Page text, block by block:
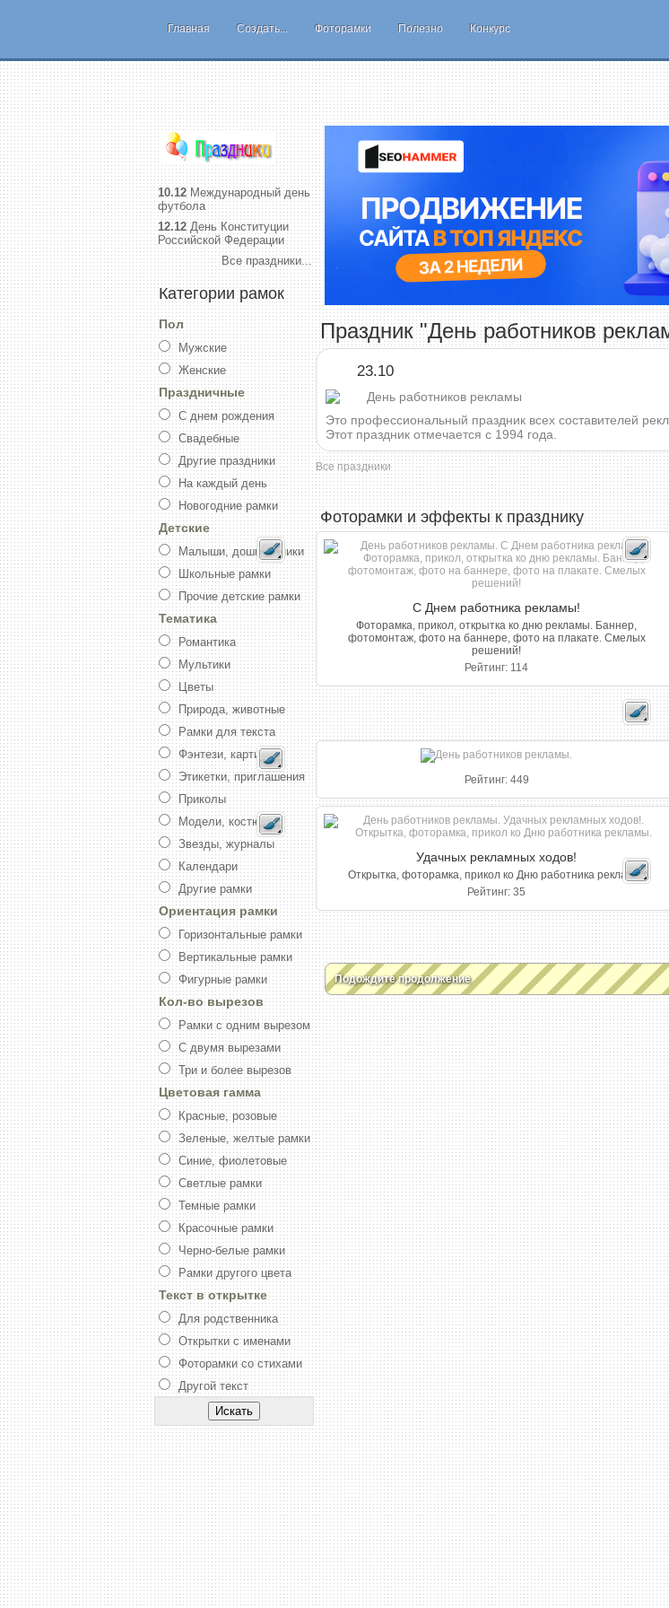
Главная Создать... Фоторамки Полезно Конкурс
10.12Международный день
футбола
12.12День Конституции
Российской Федерации
Все праздники...
Категории рамок
Пол
Мужские
Женские
Праздничные
С днем рождения
Свадебные
Другие праздники
На каждый день
Новогодние рамки
Детские
Малыши, дошкольники
Школьные рамки
Прочие детские рамки
Тематика
Романтика
Мультики
Цветы
Природа, животные
Рамки для текста
Фэнтези, картины
Этикетки, приглашения
Приколы
Модели, костюмы
Звезды, журналы
Календари
Другие рамки
Ориентация рамки
Горизонтальные рамки
Вертикальные рамки
Фигурные рамки
Кол-во вырезов
Рамки с одним вырезом
С двумя вырезами
Три и более вырезов
Цветовая гамма
Красные, розовые
Зеленые, желтые рамки
Синие, фиолетовые
Светлые рамки
Темные рамки
Красочные рамки
Черно-белые рамки
Рамки другого цвета
Текст в открытке
Для родственника
Открытки с именами
Фоторамки со стихами
Другой текст
Праздник "День работников
23.10
Это профессиональный праздник всех составителей
Этот праздник отмечается с 1994 года.
Все праздники
Фоторамки и эффекты к празднику
С Днем работника рекламы!
Фоторамка, прикол, открытка ко дню рекламы. Баннер,
фотомонтаж, фото на баннере, фото на плакате. Смелых
решений!
Рейтинг: 114
Рейтинг: 449
Удачных рекламных ходов!
Открытка, фоторамка, прикол ко Дню работника рекламы.
Рейтинг: 35
Подождите продолжение